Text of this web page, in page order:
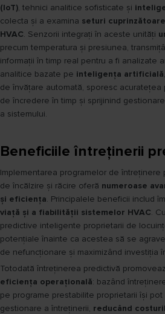
(IoT), tehnici analitice sofisticate și
colecta și a examina seturi
HVAC. Senzorii integrați în aceste unități
precum temperatura și presiunea,
informații în timp real pentru a fi analizate
analitice bazate pe inteligența artificială
de învățare automată, sporesc acuratețea
de încredere în timp și sprijinind
a sistemului.
Beneficiile întreținerii
Implementarea programelor de întreținere
de încălzire și răcire oferă numeroase
și eficiența. Principalele beneficii includ
viață și a fiabilității sistemelor HVAC.
predictive inteligente proprietarii de
potențiale înainte ca acestea să se
de nefuncționare și maximizând investiția
Totodată întreținerea predictivă
eficiența operațională: bazând
pe programe prestabilite proprietarii își
gestionare a întreținerii, reducând